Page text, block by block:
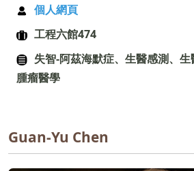
個人網頁
工程六館474
失智-阿茲海默症、生醫感測、生
腫瘤醫學
Guan-Yu Chen